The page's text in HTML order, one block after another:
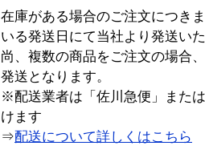
在庫がある場合のご注文につき
いる発送日にて当社より発送い
尚、複数の商品をご注文の場合
発送となります。
※配送業者は「佐川急便」また
けます
⇒配送について詳しくはこちら